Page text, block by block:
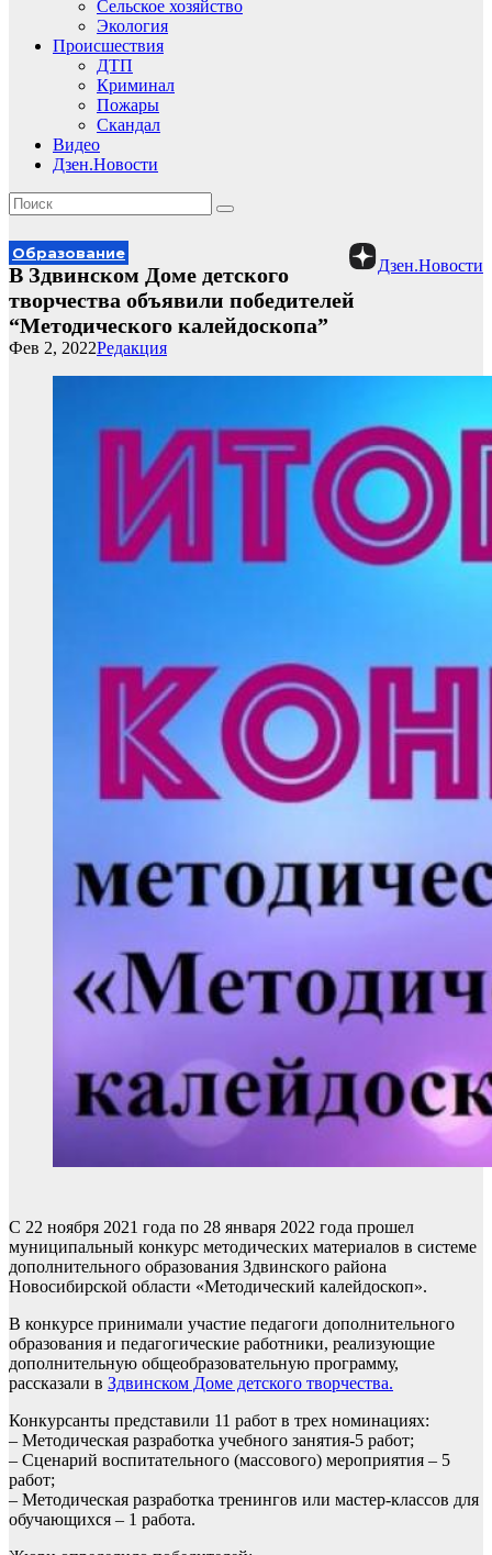
Сельское хозяйство
Экология
Происшествия
ДТП
Криминал
Пожары
Скандал
Видео
Дзен.Новости
Дзен.Новости
Образование
В Здвинском Доме детского
творчества объявили победителей
“Методического калейдоскопа”
Редакция
Фев 2, 2022
С 22 ноября 2021 года по 28 января 2022 года прошел
муниципальный конкурс методических материалов в системе
дополнительного образования Здвинского района
Новосибирской области «Методический калейдоскоп».
В конкурсе принимали участие педагоги дополнительного
образования и педагогические работники, реализующие
дополнительную общеобразовательную программу,
рассказали в Здвинском Доме детского творчества.
Конкурсанты представили 11 работ в трех номинациях:
– Методическая разработка учебного занятия-5 работ;
– Сценарий воспитательного (массового) мероприятия – 5
работ;
– Методическая разработка тренингов или мастер-классов для
обучающихся – 1 работа.